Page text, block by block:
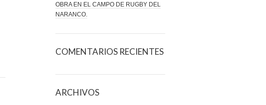
OBRA EN EL CAMPO DE RUGBY DEL
NARANCO.
COMENTARIOS RECIENTES
ARCHIVOS